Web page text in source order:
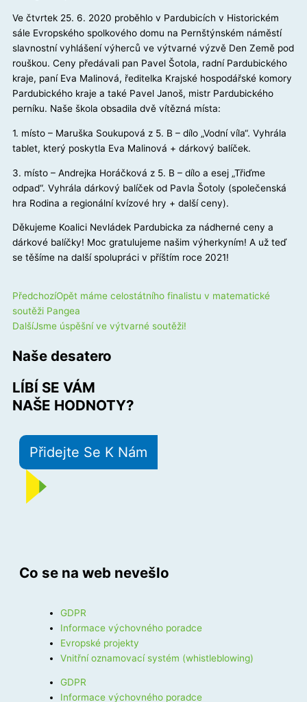
Ve čtvrtek 25. 6. 2020 proběhlo v Pardubicích v Historickém
sále Evropského spolkového domu na Pernštýnském náměstí
slavnostní vyhlášení výherců ve výtvarné výzvě Den Země pod
rouškou. Ceny předávali pan Pavel Šotola, radní Pardubického
kraje, paní Eva Malinová, ředitelka Krajské hospodářské komory
Pardubického kraje a také Pavel Janoš, mistr Pardubického
perníku. Naše škola obsadila dvě vítězná místa:
1. místo – Maruška Soukupová z 5. B – dílo „Vodní víla“. Vyhrála
tablet, který poskytla Eva Malinová + dárkový balíček.
3. místo – Andrejka Horáčková z 5. B – dílo a esej „Třiďme
odpad“. Vyhrála dárkový balíček od Pavla Šotoly (společenská
hra Rodina a regionální kvízové hry + další ceny).
Děkujeme Koalici Nevládek Pardubicka za nádherné ceny a
dárkové balíčky! Moc gratulujeme našim výherkyním! A už teď
se těšíme na další spolupráci v příštím roce 2021!
Prev
PředchozíOpět máme celostátního finalistu v matematické
soutěži Pangea
DalšíJsme úspěšní ve výtvarné soutěži!
Next
Naše desatero
LÍBÍ SE VÁM
NAŠE HODNOTY?
Přidejte Se K Nám
Co se na web nevešlo
GDPR
Informace výchovného poradce
Evropské projekty
Vnitřní oznamovací systém (whistleblowing)
GDPR
Informace výchovného poradce